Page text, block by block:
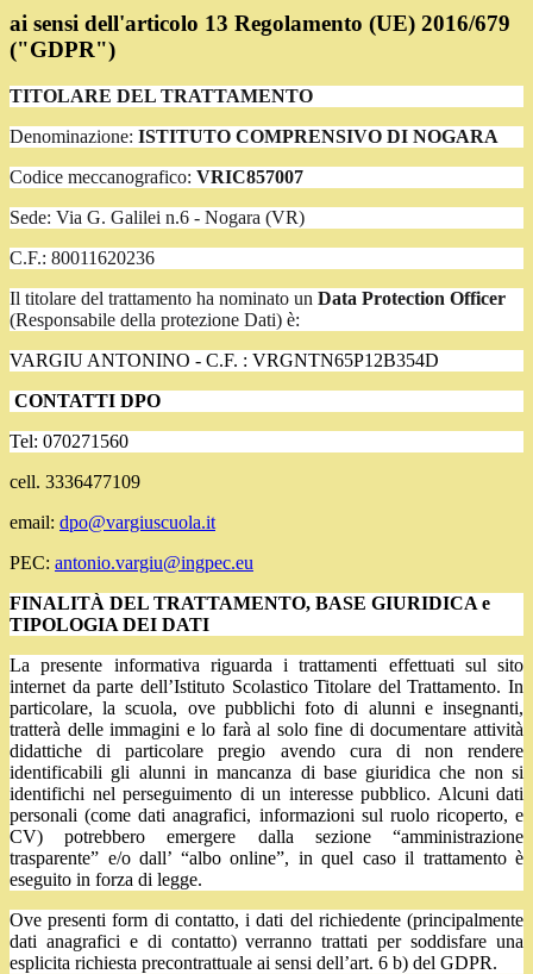
ai sensi dell'articolo 13 Regolamento (UE) 2016/679
("GDPR")
TITOLARE DEL TRATTAMENTO
Denominazione: ISTITUTO COMPRENSIVO DI NOGARA
Codice meccanografico: VRIC857007
Sede: Via G. Galilei n.6 - Nogara (VR)
C.F.: 80011620236
Il titolare del trattamento ha nominato un Data Protection Officer
(Responsabile della protezione Dati) è:
VARGIU ANTONINO - C.F. : VRGNTN65P12B354D
CONTATTI DPO
Tel: 070271560
cell. 3336477109
email: dpo@vargiuscuola.it
PEC: antonio.vargiu@ingpec.eu
FINALITÀ DEL TRATTAMENTO, BASE GIURIDICA e
TIPOLOGIA DEI DATI
La presente informativa riguarda i trattamenti effettuati sul sito
internet da parte dell’Istituto Scolastico Titolare del Trattamento. In
particolare, la scuola, ove pubblichi foto di alunni e insegnanti,
tratterà delle immagini e lo farà al solo fine di documentare attività
didattiche di particolare pregio avendo cura di non rendere
identificabili gli alunni in mancanza di base giuridica che non si
identifichi nel perseguimento di un interesse pubblico. Alcuni dati
personali (come dati anagrafici, informazioni sul ruolo ricoperto, e
CV) potrebbero emergere dalla sezione “amministrazione
trasparente” e/o dall’ “albo online”, in quel caso il trattamento è
eseguito in forza di legge.
Ove presenti form di contatto, i dati del richiedente (principalmente
dati anagrafici e di contatto) verranno trattati per soddisfare una
esplicita richiesta precontrattuale ai sensi dell’art. 6 b) del GDPR.